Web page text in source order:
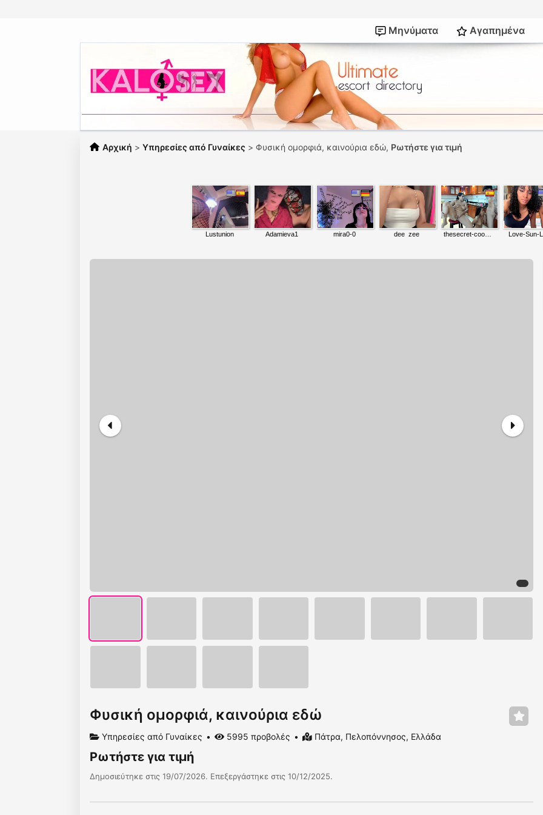
Μηνύματα Αγαπημένα
Αρχική > Υπηρεσίες από Γυναίκες > Φυσική ομορφιά, καινούρια εδώ, Ρωτήστε για τιμή
Φυσική ομορφιά, καινούρια εδώ
Υπηρεσίες από Γυναίκες 5995 προβολές Πάτρα, Πελοπόννησος, Ελλάδα
Ρωτήστε για τιμή
Δημοσιεύτηκε στις 19/07/2026. Επεξεργάστηκε στις 10/12/2025.